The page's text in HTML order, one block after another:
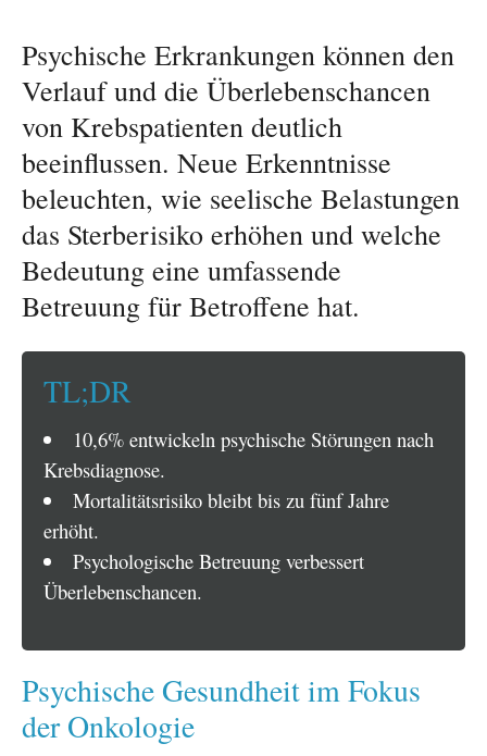
Psychische Erkrankungen können den
Verlauf und die Überlebenschancen
von Krebspatienten deutlich
beeinflussen. Neue Erkenntnisse
beleuchten, wie seelische Belastungen
das Sterberisiko erhöhen und welche
Bedeutung eine umfassende
Betreuung für Betroffene hat.
TL;DR
10,6% entwickeln psychische Störungen nach
Krebsdiagnose.
Mortalitätsrisiko bleibt bis zu fünf Jahre
erhöht.
Psychologische Betreuung verbessert
Überlebenschancen.
Psychische Gesundheit im Fokus
der Onkologie